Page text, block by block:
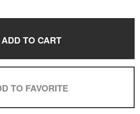
ADD TO CART
TO FAVORITE